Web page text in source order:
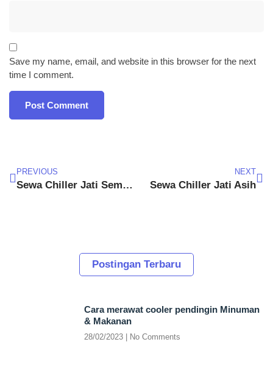
Save my name, email, and website in this browser for the next
time I comment.
PREVIOUS
Sewa Chiller Jati Sempurna
NEXT
Sewa Chiller Jati Asih
Postingan Terbaru
Cara merawat cooler pendingin Minuman
& Makanan
28/02/2023 No Comments